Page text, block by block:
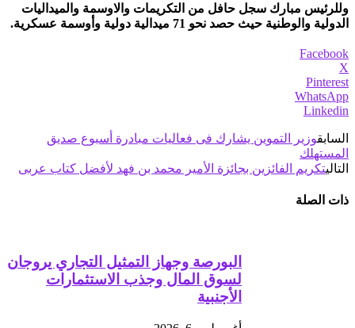
وللرئيس مبارك سجل حافل من التكريمات والاوسمة والميداليات
الدولية والوطنية حيث حصد نحو 71 ميدالية دولية وأوسمة عسكرية.
Facebook
X
Pinterest
WhatsApp
Linkedin
السابقوزير التموين يشارك فى فعاليات مبادرة أسبوع صديق
المستهلك
التاليتكريم الفائزين بجائزة الأمير محمد بن فهد لأفضل كتاب عربى
ذات الصلة
البورصة وجهاز التمثيل التجاري يروجان
لسوق المال وجذب الاستثمارات
الأجنبية